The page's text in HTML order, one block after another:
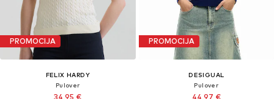
PROMOCIJA
FELIX HARDY
Pulover
34,95 €
PROMOCIJA
DESIGUAL
Pulover
44,97 €